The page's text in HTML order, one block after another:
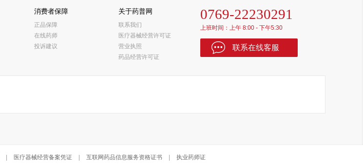
消费者保障
正品保障
在线药师
投诉建议
关于药普网
联系我们
医疗器械经营许可证
营业执照
药品经营许可证
0769-22230291
上班时间：上午 8:00 - 下午5:30
联系在线客服
医疗器械经营备案凭证 互联网药品信息服务资格证书 执业药师证